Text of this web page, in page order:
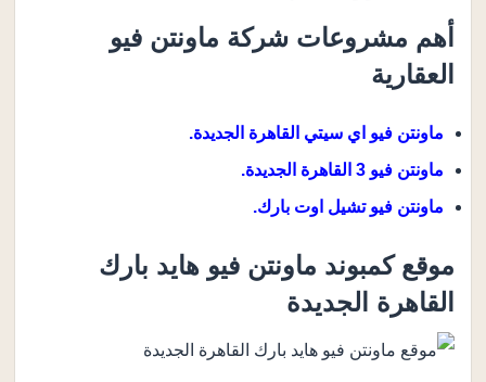
أهم مشروعات شركة ماونتن فيو
العقارية
ماونتن فيو اي سيتي القاهرة الجديدة.
ماونتن فيو 3 القاهرة الجديدة.
ماونتن فيو تشيل اوت بارك.
موقع كمبوند ماونتن فيو هايد بارك
القاهرة الجديدة